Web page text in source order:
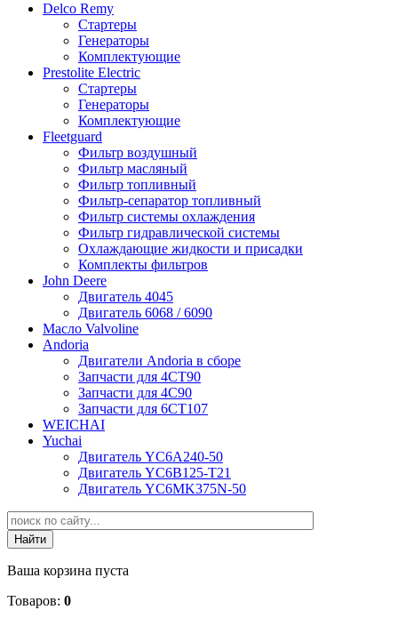
Delco Remy
Стартеры
Генераторы
Комплектующие
Prestolite Electric
Стартеры
Генераторы
Комплектующие
Fleetguard
Фильтр воздушный
Фильтр масляный
Фильтр топливный
Фильтр-сепаратор топливный
Фильтр системы охлаждения
Фильтр гидравлической системы
Охлаждающие жидкости и присадки
Комплекты фильтров
John Deere
Двигатель 4045
Двигатель 6068 / 6090
Масло Valvoline
Andoria
Двигатели Andoria в сборе
Запчасти для 4CT90
Запчасти для 4С90
Запчасти для 6CT107
WEICHAI
Yuchai
Двигатель YC6A240-50
Двигатель YC6B125-T21
Двигатель YC6MK375N-50
Ваша корзина пуста
Товаров: 0